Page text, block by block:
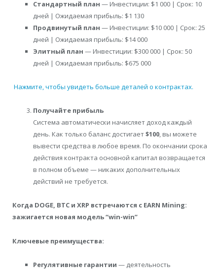
Стандартный план — Инвестиции: $1 000 | Срок: 10
дней | Ожидаемая прибыль: $1 130
Продвинутый план — Инвестиции: $10 000 | Срок: 25
дней | Ожидаемая прибыль: $14 000
Элитный план — Инвестиции: $300 000 | Срок: 50
дней | Ожидаемая прибыль: $675 000
Нажмите, чтобы увидеть больше деталей о контрактах.
Получайте прибыль
Система автоматически начисляет доход каждый
день. Как только баланс достигает$100, вы можете
вывести средства в любое время. По окончании срока
действия контракта основной капитал возвращается
в полном объеме — никаких дополнительных
действий не требуется.
Когда DOGE, BTC и XRP встречаются с EARN Mining:
зажигается новая модель “win-win”
Ключевые преимущества:
Регулятивные гарантии — деятельность